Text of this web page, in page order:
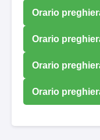
Orario
Orario
Orario
Orario